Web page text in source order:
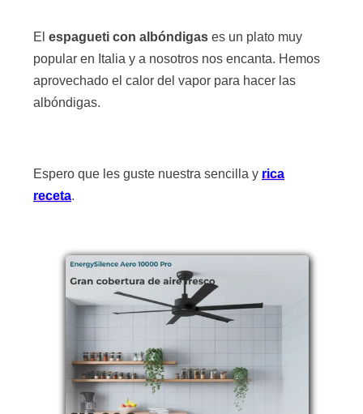
El espagueti con albóndigas es un plato muy
popular en Italia y a nosotros nos encanta. Hemos
aprovechado el calor del vapor para hacer las
albóndigas.
Espero que les guste nuestra sencilla y rica
receta.